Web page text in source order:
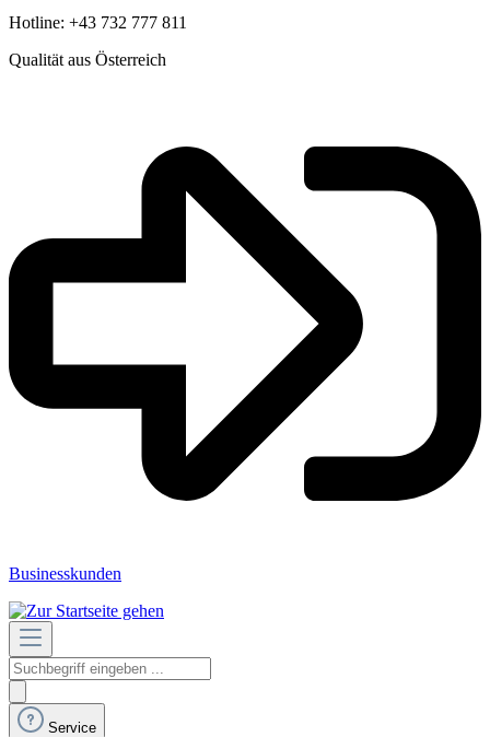
Hotline: +43 732 777 811
Qualität aus Österreich
Businesskunden
Service